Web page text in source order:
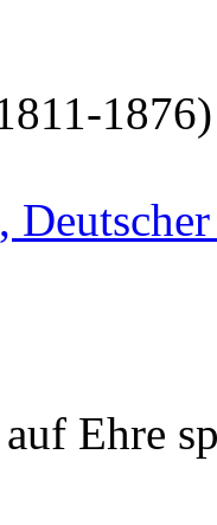
1876)
Ehre